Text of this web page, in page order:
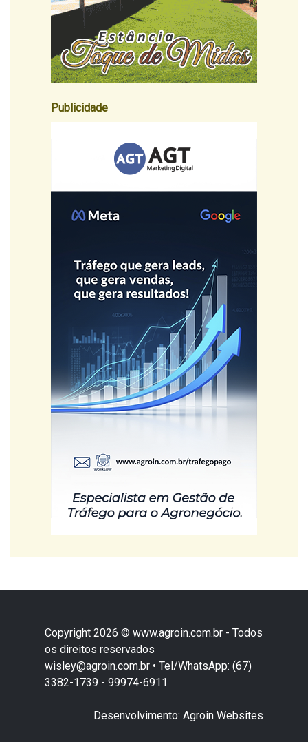
Publicidade
Copyright 2026 © www.agroin.com.br - Todos
os direitos reservados
wisley@agroin.com.br • Tel/WhatsApp: (67)
3382-1739 - 99974-6911
Desenvolvimento: Agroin Websites